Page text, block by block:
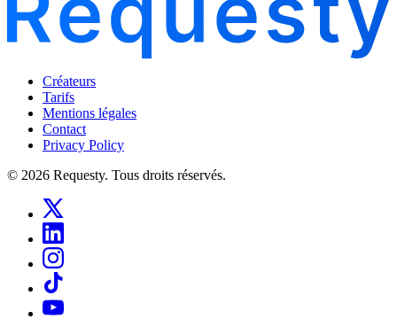
Créateurs
Tarifs
Mentions légales
Contact
Privacy Policy
© 2026 Requesty. Tous droits réservés.